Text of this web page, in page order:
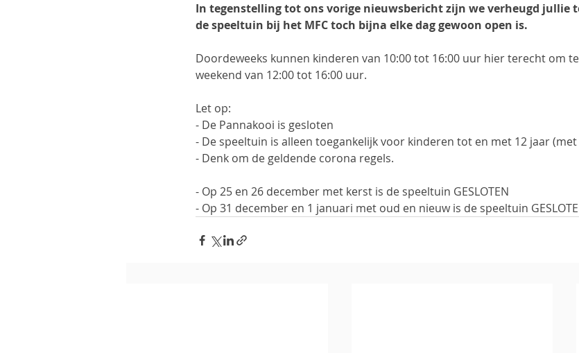
In tegenstelling tot ons vorige nieuwsbericht zijn we verheugd jullie
de speeltuin bij het MFC toch bijna elke dag gewoon open is.
Doordeweeks kunnen kinderen van 10:00 tot 16:00 uur hier terecht om
weekend van 12:00 tot 16:00 uur.
Let op:
- De Pannakooi is gesloten
- De speeltuin is alleen toegankelijk voor kinderen tot en met 12 jaar
- Denk om de geldende corona regels.
- Op 25 en 26 december met kerst is de speeltuin GESLOTEN
- Op 31 december en 1 januari met oud en nieuw is de speeltuin